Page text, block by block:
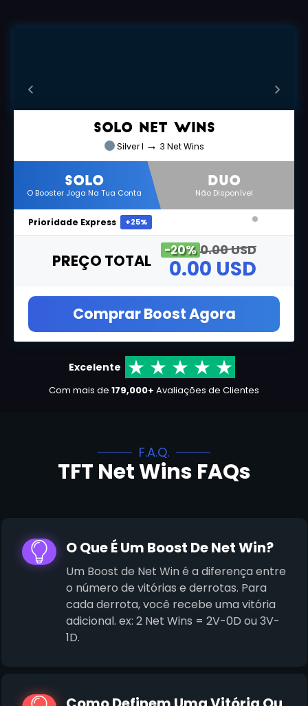
SOLO Net Wins
Silver I → 3 Net Wins
DUO
Não Disponível
SOLO
O Booster Joga Na Tua Conta
Prioridade Express +25%
PREÇO TOTAL
-20% 0.00 USD
0.00 USD
Comprar Boost Agora
Excelente
Com mais de 179,000+ Avaliações de Clientes
F.A.Q.
TFT Net Wins FAQs
O Que É Um Boost De Net Win?
Um Boost de Net Win é a diferença entre
o número de vitórias e derrotas. Para
cada derrota, você recebe uma vitória
adicional. ex: 2 Net Wins = 2V-0D ou 3V-
1D.